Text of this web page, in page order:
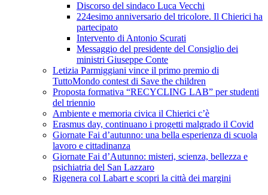
Discorso del sindaco Luca Vecchi
224esimo anniversario del tricolore. Il Chierici ha
partecipato
Intervento di Antonio Scurati
Messaggio del presidente del Consiglio dei
ministri Giuseppe Conte
Letizia Parmiggiani vince il primo premio di
TuttoMondo contest di Save the children
Proposta formativa “RECYCLING LAB” per studenti
del triennio
Ambiente e memoria civica il Chierici c’è
Erasmus day, continuano i progetti malgrado il Covid
Giornate Fai d’autunno: una bella esperienza di scuola
lavoro e cittadinanza
Giornate Fai d’Autunno: misteri, scienza, bellezza e
psichiatria del San Lazzaro
Rigenera col Labart e scopri la città dei margini